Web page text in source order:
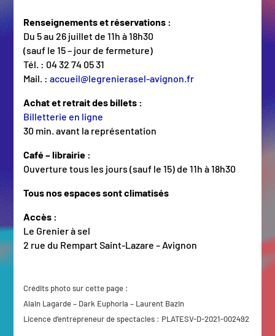
Renseignements et réservations :
Du 5 au 26 juillet de 11h à 18h30
(sauf le 15 – jour de fermeture)
Tél. : 04 32 74 05 31
Mail. :accueil@legrenierasel-avignon.fr
Achat et retrait des billets :
Billetterie en ligne
30 min. avant la représentation
Café – librairie :
Ouverture tous les jours (sauf le 15) de 11h à 18h30
Tous nos espaces sont climatisés
Accès :
Le Grenier à sel
2 rue du Rempart Saint-Lazare – Avignon
Crédits photo sur cette page :
Alain Lagarde – Dark Euphoria – Laurent Bazin
Licence d’entrepreneur de spectacles : PLATESV-D-2021-002492